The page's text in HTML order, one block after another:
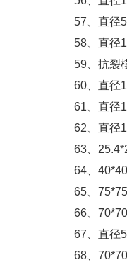
57 、直径
58、直径
59、抗裂
60、直径
61 、直径
62 、直径
63、
64、
65、
66、
67 、直径
68、